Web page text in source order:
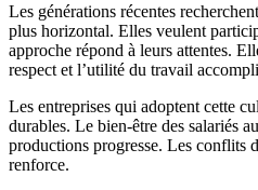
Les générations récentes
plus horizontal. Elles veulent
approche répond à leurs attentes.
respect et l’utilité du travail
Les entreprises qui adoptent cette
durables. Le bien-être des salariés
productions progresse. Les conflits
renforce.